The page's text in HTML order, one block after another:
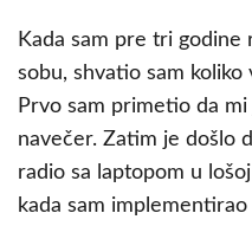
Kada sam pre tri godine
sobu, shvatio sam koliko
Prvo sam primetio da
navečer. Zatim je došlo
radio sa laptopom u
kada sam